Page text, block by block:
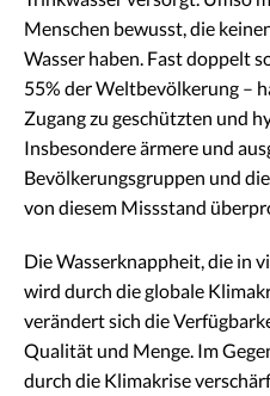
Menschen bewusst, die
Wasser haben. Fast doppelt
55% der Weltbevölkerung –
Zugang zu geschützten und
Insbesondere ärmere und
Bevölkerungsgruppen und
von diesem Missstand
Die Wasserknappheit, die in
wird durch die globale
verändert sich die
Qualität und Menge. Im
durch die Klimakrise